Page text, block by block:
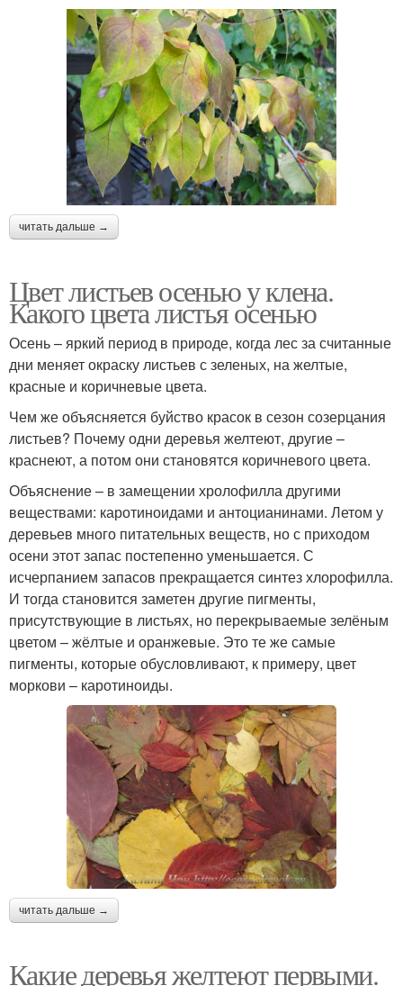
читать дальше →
Цвет листьев осенью у клена.
Какого цвета листья осенью
Осень – яркий период в природе, когда лес за считанные
дни меняет окраску листьев с зеленых, на желтые,
красные и коричневые цвета.
Чем же объясняется буйство красок в сезон созерцания
листьев? Почему одни деревья желтеют, другие –
краснеют, а потом они становятся коричневого цвета.
Объяснение – в замещении хролофилла другими
веществами: каротиноидами и антоцианинами. Летом у
деревьев много питательных веществ, но с приходом
осени этот запас постепенно уменьшается. С
исчерпанием запасов прекращается синтез хлорофилла.
И тогда становится заметен другие пигменты,
присутствующие в листьях, но перекрываемые зелёным
цветом – жёлтые и оранжевые. Это те же самые
пигменты, которые обусловливают, к примеру, цвет
моркови – каротиноиды.
читать дальше →
Какие деревья желтеют первыми.